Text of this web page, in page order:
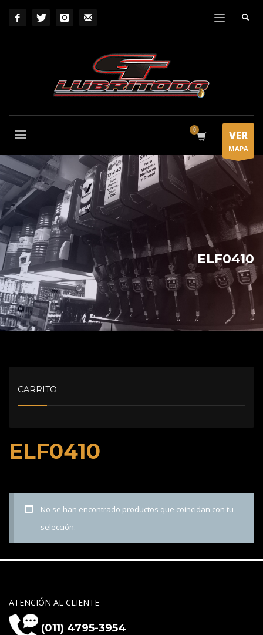
VER
MAPA
ELF0410
ELF0410
No se han encontrado productos que coincidan con tu
selección.
CARRITO
ATENCIÓN AL CLIENTE
(011) 4795-3954